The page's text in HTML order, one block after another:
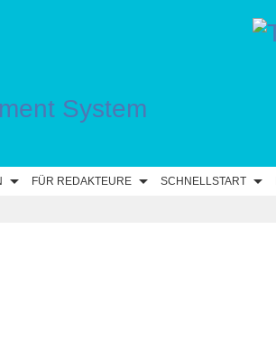
System
FÜR REDAKTEURE SCHNELLSTART